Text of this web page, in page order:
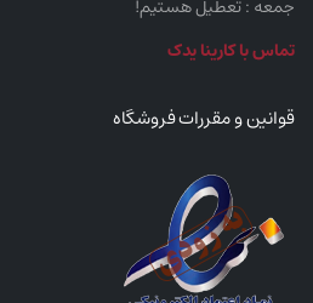
جمعه : تعطیل هستیم!
تماس با کارینا یدک
قوانین و مقررات فروشگاه